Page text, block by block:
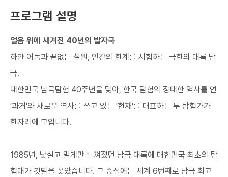
프로그램 설명
얼음 위에 새겨진 40년의 발자국
하얀 어둠과 끝없는 설원, 인간의 한계를 시험하는 극한의 대륙 남
극.
대한민국 남극탐험 40주년을 맞아, 한국 탐험의 장대한 역사를 연
'과거'와 새로운 역사를 쓰고 있는 '현재'를 대표하는 두 탐험가가
한자리에 모입니다.
1985년, 낯설고 멀게만 느껴졌던 남극 대륙에 대한민국 최초의 탐
험대가 깃발을 꽂았습니다. 그 중심에는 세계 6번째로 남극 최고